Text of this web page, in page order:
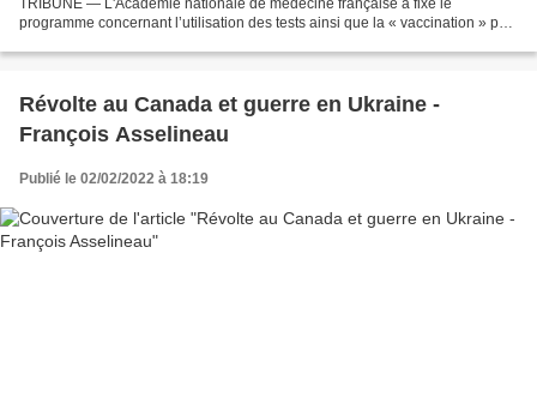
TRIBUNE — L'Académie nationale de médecine française a fixé le
programme concernant l’utilisation des tests ainsi que la « vaccination » par
Révolte au Canada et guerre en Ukraine -
François Asselineau
Publié le 02/02/2022 à 18:19